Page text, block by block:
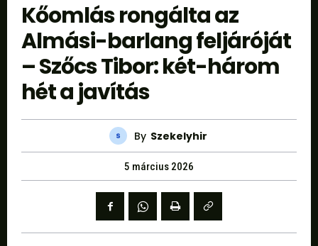
Kőomlás rongálta az
Almási-barlang feljáróját
– Szőcs Tibor: két-három
hét a javítás
By Szekelyhir
5 március 2026